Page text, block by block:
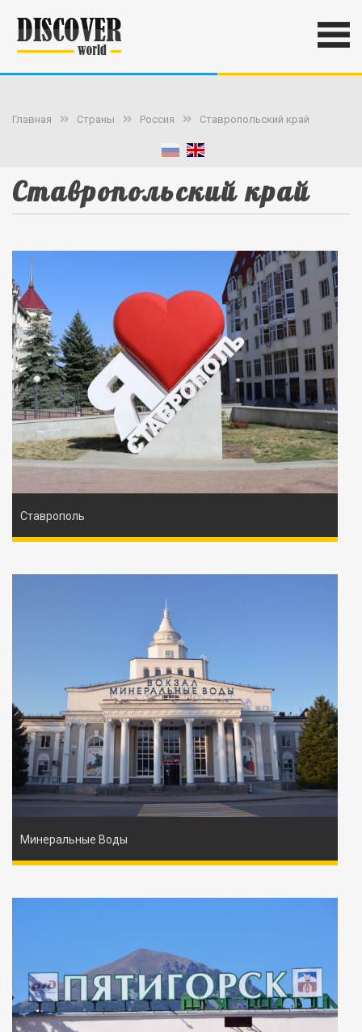
Главная Страны Россия Ставропольский край
Ставропольский край
Ставрополь
Минеральные Воды